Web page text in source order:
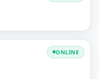
ONLINE